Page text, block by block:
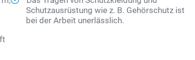
Schutzausrüstung wie z. B. Gehörschutz ist
bei der Arbeit unerlässlich.